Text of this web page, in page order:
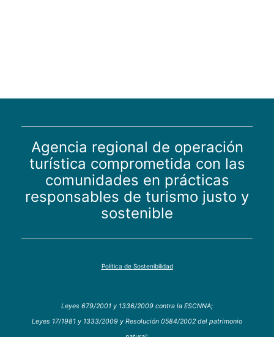
Agencia regional de operación
turística comprometida con las
comunidades en prácticas
responsables de turismo justo y
sostenible
Política de Sostenibilidad
Leyes 679/2001 y 1336/2009 contra la ESCNNA;
Leyes 17/1981 y 1333/2009 y Resolución 0584/2002 del patrimonio